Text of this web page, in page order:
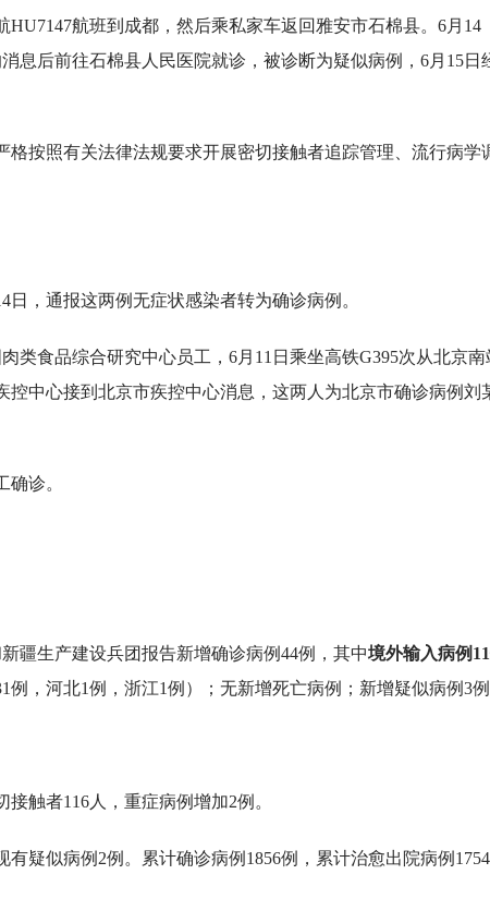
航班到成都，然后乘私家车返回雅安市石棉县。6月14
息后前往石棉县人民医院就诊，被诊断为疑似病例，6月15日
按照有关法律法规要求开展密切接触者追踪管理、流行病学
，通报这两例无症状感染者转为确诊病例。
类食品综合研究中心员工，6月11日乘坐高铁G395次从北京南
控中心接到北京市疾控中心消息，这两人为北京市确诊病例刘
诊。
疆生产建设兵团报告新增确诊病例44例，其中境外输入病例
例，河北1例，浙江1例）；无新增死亡病例；新增疑似病例3例
触者116人，重症病例增加2例。
疑似病例2例。累计确诊病例1856例，累计治愈出院病例1754